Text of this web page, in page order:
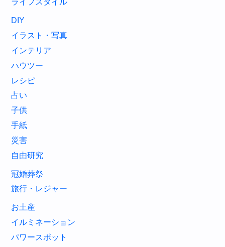
ライフスタイル
DIY
イラスト・写真
インテリア
ハウツー
レシピ
占い
子供
手紙
災害
自由研究
冠婚葬祭
旅行・レジャー
お土産
イルミネーション
パワースポット